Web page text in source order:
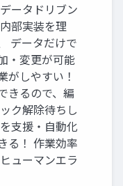
ータドリブン
部実装を理
データだけで
・変更が可能
がしやすい！
きるので、編
ク解除待ちし
支援・自動化
る！ 作業効率
ューマンエラ